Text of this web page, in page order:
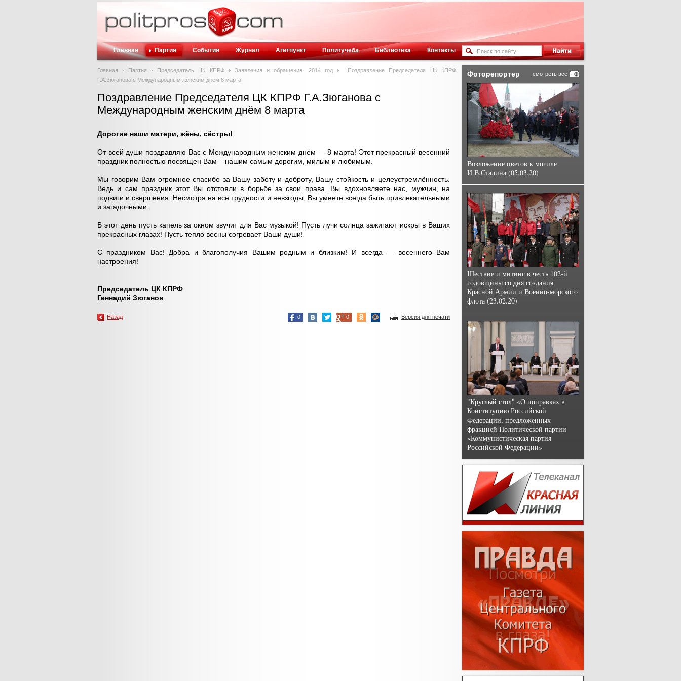
Главная Партия События Журнал Агитпункт Политучеба Библиотека Контакты
Главная Партия Председатель ЦК КПРФ Заявления и обращения. 2014 год
Поздравление Председателя ЦК КПРФ
Г.А.Зюганова с Международным женским днём 8 марта
Поздравление Председателя ЦК КПРФ Г.А.Зюганова с
Международным женским днём 8 марта
Дорогие наши матери, жёны, сёстры!
От всей души поздравляю Вас с Международным женским днём — 8 марта! Этот прекрасный весенний
праздник полностью посвящен Вам – нашим самым дорогим, милым и любимым.
Мы говорим Вам огромное спасибо за Вашу заботу и доброту, Вашу стойкость и целеустремлённость.
Ведь и сам праздник этот Вы отстояли в борьбе за свои права. Вы вдохновляете нас, мужчин, на
подвиги и свершения. Несмотря на все трудности и невзгоды, Вы умеете всегда быть привлекательными
и загадочными.
В этот день пусть капель за окном звучит для Вас музыкой! Пусть лучи солнца зажигают искры в Ваших
прекрасных глазах! Пусть тепло весны согревает Ваши души!
С праздником Вас! Добра и благополучия Вашим родным и близким! И всегда — весеннего Вам
настроения!
Председатель ЦК КПРФ
Геннадий Зюганов
Версия для печати
0 0
Назад
смотреть все
Фоторепортер
Возложение цветов к могиле
И.В.Сталина (05.03.20)
Шествие и митинг в честь 102-й
годовщины со дня создания
Красной Армии и Военно-морского
флота (23.02.20)
"Круглый стол" «О поправках в
Конституцию Российской
Федерации, предложенных
фракцией Политической партии
«Коммунистическая партия
Российской Федерации»